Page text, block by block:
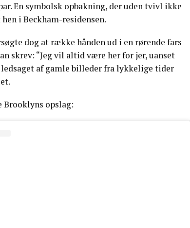
En symbolsk opbakning, der uden tvivl ikke
i Beckham-residensen.
dog at række hånden ud i en rørende fars
skrev: “Jeg vil altid være her for jer, uanset
ledsaget af gamle billeder fra lykkelige tider
Brooklyns opslag: